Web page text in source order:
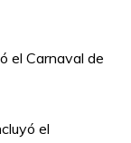
el Carnaval de
el